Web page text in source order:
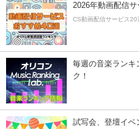
2026年動画配信サ
CS動画配信サービス20
毎週の音楽ランキ
ク！
試写会、登壇イベ